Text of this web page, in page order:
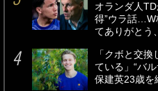
オランダ人
得”ウラ話…W
てありがとう
「クボと交
ている」“バ
保建英23歳を